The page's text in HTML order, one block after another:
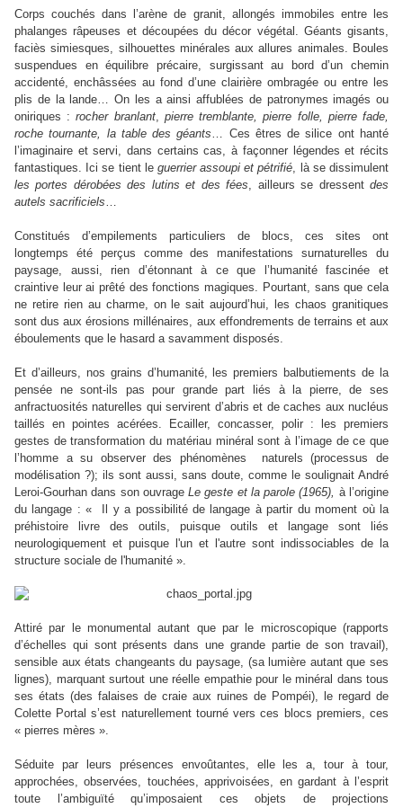
Corps couchés dans l’arène de granit, allongés immobiles entre les
phalanges râpeuses et découpées du décor végétal. Géants gisants,
faciès simiesques, silhouettes minérales aux allures animales. Boules
suspendues en équilibre précaire, surgissant au bord d’un chemin
accidenté, enchâssées au fond d’une clairière ombragée ou entre les
plis de la lande… On les a ainsi affublées de patronymes imagés ou
oniriques :rocher branlant, pierre tremblante, pierre folle, pierre fade,
roche tournante, la table des géants… Ces êtres de silice ont hanté
l’imaginaire et servi, dans certains cas, à façonner légendes et récits
fantastiques. Ici se tient le guerrier assoupi et pétrifié, là se dissimulent
les portes dérobées des lutins et des fées, ailleurs se dressentdes
autels sacrificiels…
Constitués d’empilements particuliers de blocs, ces sites ont
longtemps été perçus comme des manifestations surnaturelles du
paysage, aussi, rien d’étonnant à ce que l’humanité fascinée et
craintive leur ai prêté des fonctions magiques. Pourtant, sans que cela
ne retire rien au charme, on le sait aujourd’hui, les chaos granitiques
sont dus aux érosions millénaires, aux effondrements de terrains et aux
éboulements que le hasard a savamment disposés.
Et d’ailleurs, nos grains d’humanité, les premiers balbutiements de la
pensée ne sont-ils pas pour grande part liés à la pierre, de ses
anfractuosités naturelles qui servirent d’abris et de caches aux nucléus
taillés en pointes acérées. Ecailler, concasser, polir : les premiers
gestes de transformation du matériau minéral sont à l’image de ce que
l’homme a su observer des phénomènes naturels (processus de
modélisation ?); ils sont aussi, sans doute, comme le soulignait André
Leroi-Gourhan dans son ouvrageLe geste et la parole (1965), à l’origine
du langage : « Il y a possibilité de langage à partir du moment où la
préhistoire livre des outils, puisque outils et langage sont liés
neurologiquement et puisque l'un et l'autre sont indissociables de la
structure sociale de l'humanité ».
Attiré par le monumental autant que par le microscopique (rapports
d’échelles qui sont présents dans une grande partie de son travail),
sensible aux états changeants du paysage, (sa lumière autant que ses
lignes), marquant surtout une réelle empathie pour le minéral dans tous
ses états (des falaises de craie aux ruines de Pompéi), le regard de
Colette Portal s’est naturellement tourné vers ces blocs premiers, ces
« pierres mères ».
Séduite par leurs présences envoûtantes, elle les a, tour à tour,
approchées, observées, touchées, apprivoisées, en gardant à l’esprit
toute l’ambiguïté qu’imposaient ces objets de projections